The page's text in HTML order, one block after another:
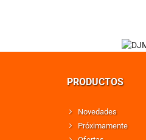
PRODUCTOS
Novedades
Próximamente